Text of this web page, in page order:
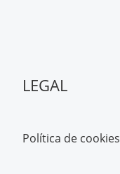
LEGAL
Política de cookies